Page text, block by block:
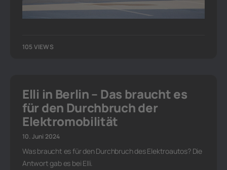
105 VIEWS
Elli in Berlin – Das braucht es
für den Durchbruch der
Elektromobilität
10. Juni 2024
Was braucht es für den Durchbruch des Elektroautos? Die
Antwort gab es bei Elli.